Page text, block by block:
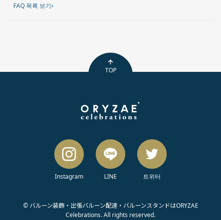
FAQ 목록 보기›
TOP
Instagram LINE 트위터
© バルーン装飾・出張バルーン配達・バルーンスタンドはORYZAE
Celebrations. All rights reserved.